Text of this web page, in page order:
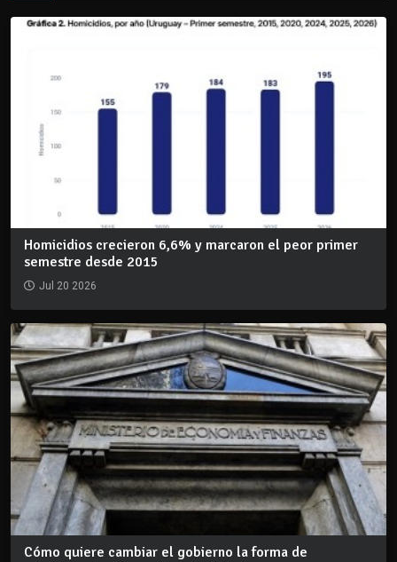
Homicidios crecieron 6,6% y marcaron el peor primer
semestre desde 2015
Jul 20 2026
Cómo quiere cambiar el gobierno la forma de